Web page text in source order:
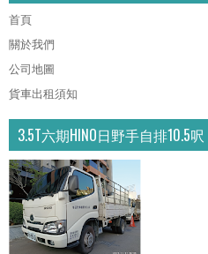
首頁
關於我們
公司地圖
貨車出租須知
3.5T六期HINO日野手自排10.5呎